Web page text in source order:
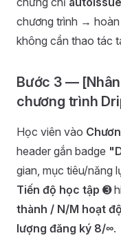
chương trình → hoàn
không cần thao tác
Bước 3 —
chương trình
Học viên vào
header gắn badge
gian, mục tiêu/năng
Tiến độ học tập ➌
thành / N/M hoạt
lượng đăng ký 8/∞.